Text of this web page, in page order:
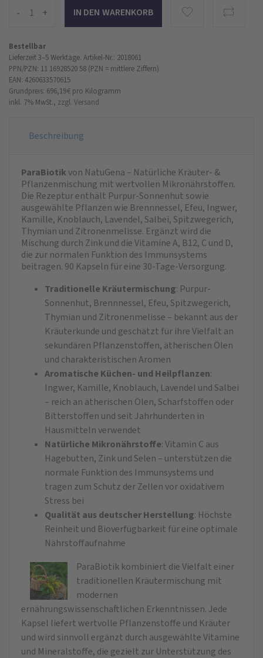
- +
Bestellbar
Lieferzeit 3–5 Werktage. Artikel-Nr.: 2018061
PPN/PZN: 11 16928520 58 (PZN = mittlere Ziffern)
EAN: 4260633570615
Grundpreis: 696,19 € pro Kilogramm
inkl. 7% MwSt., zzgl. Versand
Beschreibung
ParaBiotikvon NatuGena – Natürliche Kräuter- &
Pflanzenmischung mit wertvollen Mikronährstoffen.
Die Rezeptur enthält Purpur-Sonnenhut sowie
ausgewählte Pflanzen wie Brennnessel, Efeu, Ingwer,
Kamille, Knoblauch, Lavendel, Salbei, Spitzwegerich,
Thymian und Zitronenmelisse. Ergänzt wird die
Mischung durch Zink und die Vitamine A, B12, C und D,
die zur normalen Funktion des Immunsystems
beitragen. 90 Kapseln für eine 30-Tage-Versorgung.
Traditionelle Kräutermischung: Purpur-
Sonnenhut, Brennnessel, Efeu, Spitzwegerich,
Thymian und Zitronenmelisse – bekannt aus der
Kräuterkunde und geschätzt für ihre Vielfalt an
sekundären Pflanzenstoffen, ätherischen Ölen
und charakteristischen Aromen
Aromatische Küchen- und Heilpflanzen:
Ingwer, Kamille, Knoblauch, Lavendel und Salbei
– reich an ätherischen Ölen, Scharfstoffen oder
Bitterstoffen und seit Jahrhunderten in
Hausmitteln verwendet
Natürliche Mikronährstoffe: Vitamin C aus
Hagebutten, Zink und Selen – unterstützen die
normale Funktion des Immunsystems und
tragen zum Schutz der Zellen vor oxidativem
Stress bei
Qualität aus deutscher Herstellung: Höchste
Reinheit und Bioverfügbarkeit für eine optimale
Nährstoffaufnahme
ParaBiotik kombiniert die Vielfalt einer
traditionellen Kräutermischung mit
modernen
ernährungswissenschaftlichen Erkenntnissen. Jede
Kapsel liefert wertvolle Pflanzenstoffe und Kräuter
und wird sinnvoll ergänzt durch ausgewählte Vitamine
und Mineralstoffe, die gezielt zur Unterstützung des